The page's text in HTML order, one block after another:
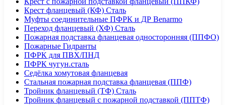
Крест фланцевый (КФ) Сталь
Муфты соединительные ПФРК и ДР Benarmo
Переход фланцевый (ХФ) Сталь
Пожарная подставка фланцевая односторонняя (ППФО)
Пожарные Гидранты
ПФРК для ПВХ/ПНД
ПФРК чугун.сталь
Седёлка хомутовая фланцевая
Стальная пожарная подставка фланцевая (ППФ)
Тройник фланцевый (ТФ) Сталь
Тройник фланцевый с пожарной подставкой (ППТФ)